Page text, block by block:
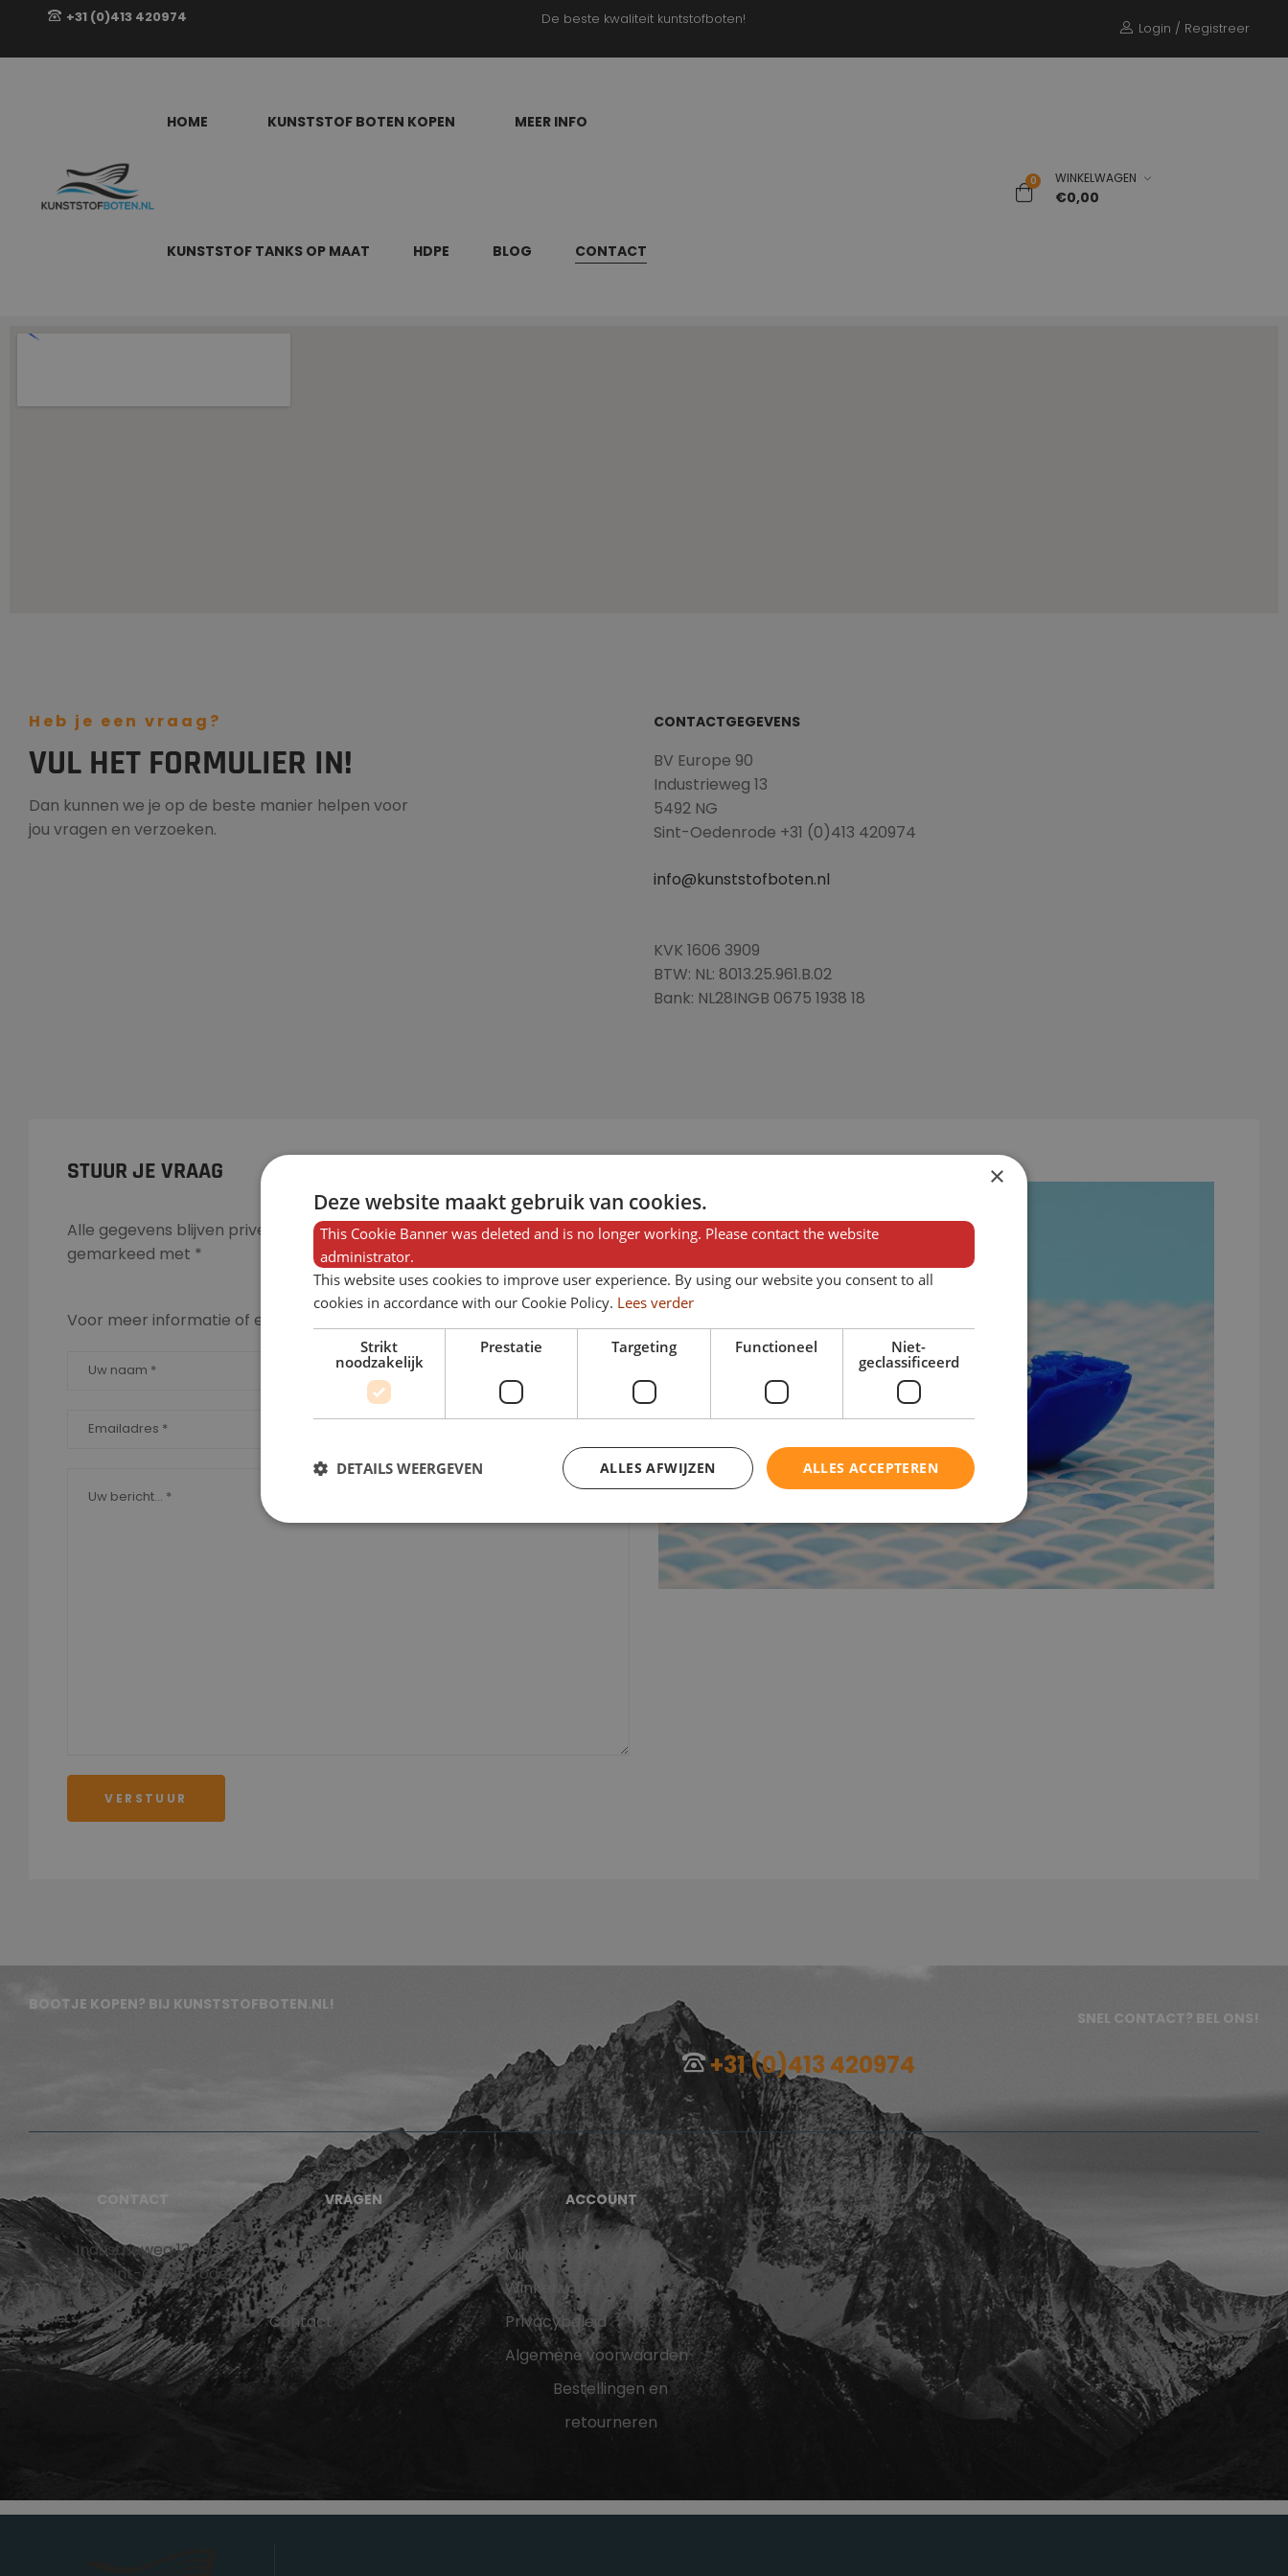
+31 (0)413 420974 De beste kwaliteit kuntstofboten!
Login / Registreer
HOME KUNSTSTOF BOTEN KOPEN MEER INFO
KUNSTSTOF TANKS OP MAAT HDPE BLOG CONTACT
0 WINKELWAGEN
€0,00
VUL HET FORMULIER IN!
Heb je een vraag?
Dan kunnen we je op de beste manier helpen voor
jou vragen en verzoeken.
CONTACTGEGEVENS
BV Europe 90
Industrieweg 13
5492 NG
Sint-Oedenrode +31 (0)413 420974
info@kunststofboten.nl
KVK 1606 3909
BTW: NL: 8013.25.961.B.02
Bank: NL28INGB 0675 1938 18
STUUR JE VRAAG
Alle gegevens blijven prive en worden niet opgeslagen. Vereiste gegevens
gemarkeed met *
Voor meer informatie of een vrijblijvende offerte
VERSTUUR
BOOTJE KOPEN? BIJ KUNSTSTOFBOTEN.NL!
SNEL CONTACT? BEL ONS!
+31 (0)413 420974
CONTACT
Industrieweg 13
5492 NG Sint-Oedenrode
VRAGEN
Over ons
Blog
Contact
ACCOUNT
Mijn account
Winkelwagen
Privacybeleid
Algemene voorwaarden
Bestellingen en
retourneren
×
Deze website maakt gebruik van cookies.
This Cookie Banner was deleted and is no longer working. Please contact the website
administrator.
This website uses cookies to improve user experience. By using our website you consent to all
cookies in accordance with our Cookie Policy. Lees verder
Strikt
noodzakelijk
Prestatie Targeting Functioneel
Niet-
geclassificeerd
ALLES ACCEPTEREN
ALLES AFWIJZEN
DETAILS WEERGEVEN